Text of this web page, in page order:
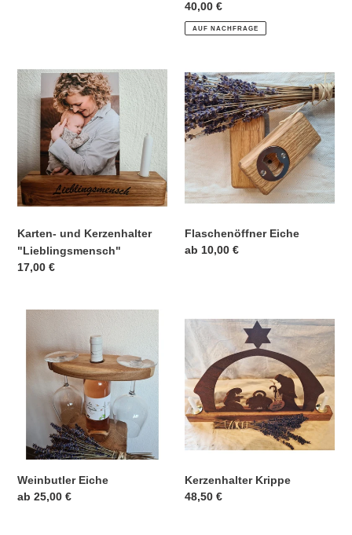
Normaler
Preis
40,00 €
AUF NACHFRAGE
Karten-
und
Kerzenhalter
"Lieblingsmensch"
Karten- und Kerzenhalter
"Lieblingsmensch"
Normaler
17,00 €
Flaschenöffner
Eiche
Flaschenöffner Eiche
Normaler
ab 10,00 €
Weinbutler
Weinbutler Eiche
Normaler
ab 25,00 €
Kerzenhalter
Kerzenhalter Krippe
Normaler
48,50 €